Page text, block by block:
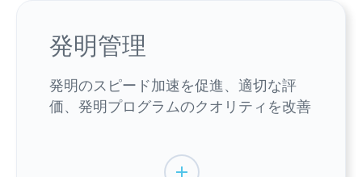
発明管理
発明のスピード加速を促進、適切な評
価、発明プログラムのクオリティを改善